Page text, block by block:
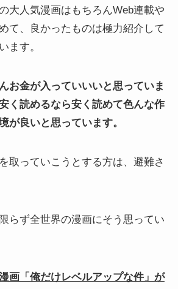
大人気漫画はもちろんWeb連載や
て、良かったものは極力紹介して
ます。
お金が入っていいいと思っていま
く読めるなら安く読めて色んな作
が良いと思っています。
取っていこうとする方は、避難さ
らず全世界の漫画にそう思ってい
画「俺だけレベルアップな件」が